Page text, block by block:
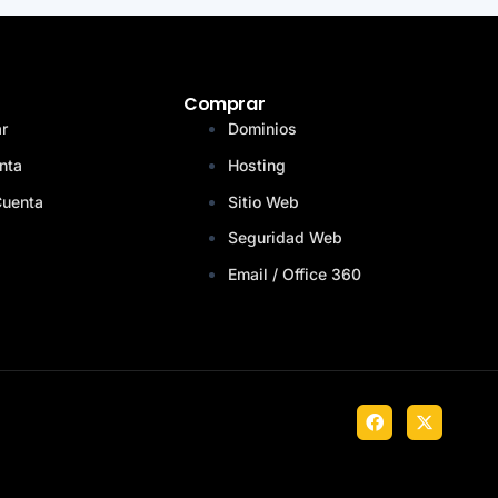
Comprar
Dominios
Hosting
Sitio Web
Seguridad Web
Email / Office 360